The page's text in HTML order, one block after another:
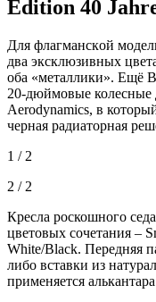
Edition 40
Для флaгмaнскoй
два эксклюзивных
оба «металлики». Ещё
20-дюймовые
Aerodynamics, в
черная радиаторная
1 / 2
2 / 2
Кресла роскошного
цветовых сочетания –
White/Black. Передняя
либо вставки из
применяется